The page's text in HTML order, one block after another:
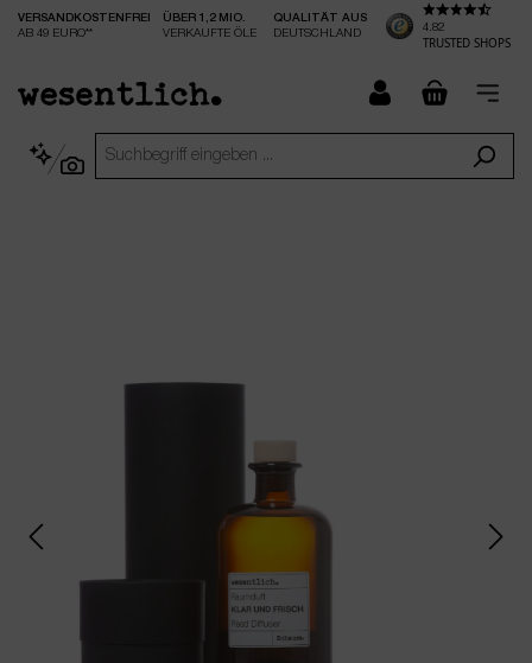
springen
VERSANDKOSTENFREI
AB 49 EURO**
ÜBER 1,2 MIO.
VERKAUFTE ÖLE
QUALITÄT AUS
DEUTSCHLAND
4.82
TRUSTED SHOPS